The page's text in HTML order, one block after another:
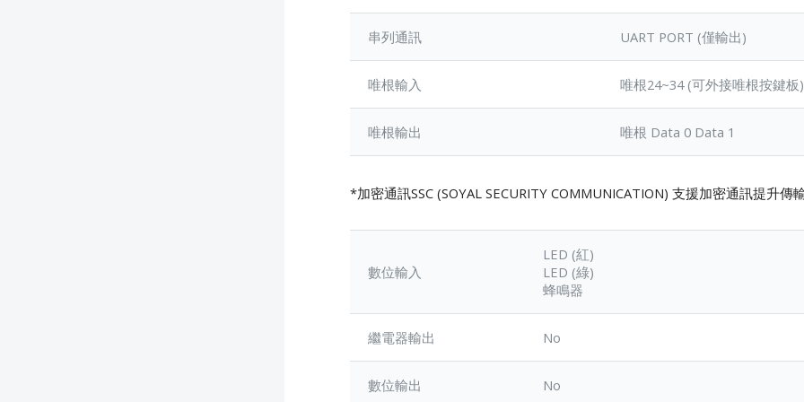
串列通訊 UART PORT (僅輸出)
唯根輸入 唯根24~34 (可外接唯根按鍵板)
唯根輸出 唯根 Data 0 Data 1
*加密通訊SSC (SOYAL SECURITY COMMUNICATION) 支援加密通訊提升傳
數位輸入
LED (紅)
LED (綠)
蜂鳴器
繼電器輸出 No
數位輸出 No